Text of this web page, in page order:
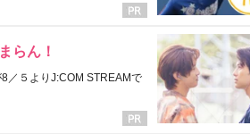
らん！
／５よりJ:COM STREAMで